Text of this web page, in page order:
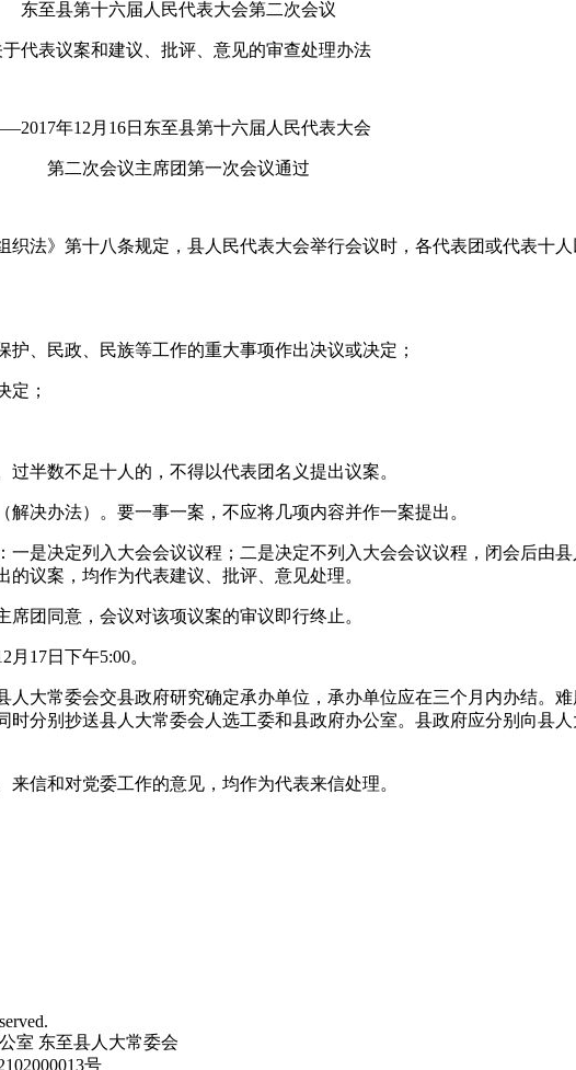
东至县第十六届人民代表大会第二次会议
于代表议案和建议、批评、意见的审查处理办法
年12月16日东至县第十六届人民代表大会
第二次会议主席团第一次会议通过
法》第十八条规定，县人民代表大会举行会议时，各代表团或代表十
、民政、民族等工作的重大事项作出决议或决定；
定；
半数不足十人的，不得以代表团名义提出议案。
决办法）。要一事一案，不应将几项内容并作一案提出。
是决定列入大会会议议程；二是决定不列入大会会议议程，闭会后由
议案，均作为代表建议、批评、意见处理。
团同意，会议对该项议案的审议即行终止。
17日下午5:00。
大常委会交县政府研究确定承办单位，承办单位应在三个月内办结。
分别抄送县人大常委会人选工委和县政府办公室。县政府应分别向县
信和对党委工作的意见，均作为代表来信处理。
室 东至县人大常委会
号